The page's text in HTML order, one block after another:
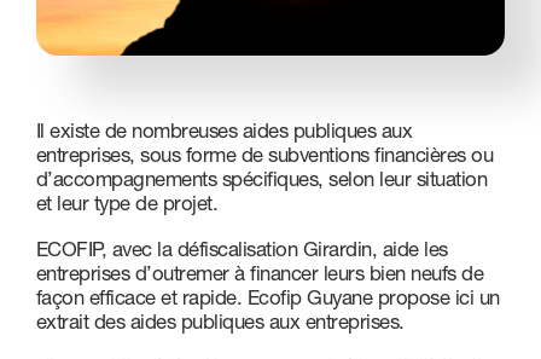
Il existe de nombreuses aides publiques aux
entreprises, sous forme de subventions financières ou
d’accompagnements spécifiques, selon leur situation
et leur type de projet.
ECOFIP, avec la défiscalisation Girardin, aide les
entreprises d’outremer à financer leurs bien neufs de
façon efficace et rapide. Ecofip Guyane propose ici un
extrait des aides publiques aux entreprises.